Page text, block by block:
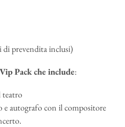
prevendita inclusi)
Pack che include:
teatro
e autografo con il compositore